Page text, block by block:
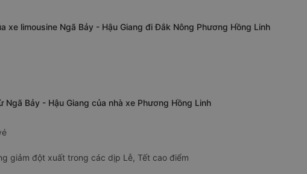
xe limousine Ngã Bảy - Hậu Giang đi Đắk Nông Phương Hồng Linh
Ngã Bảy - Hậu Giang của nhà xe Phương Hồng Linh
giảm đột xuất trong các dịp Lễ, Tết cao điểm